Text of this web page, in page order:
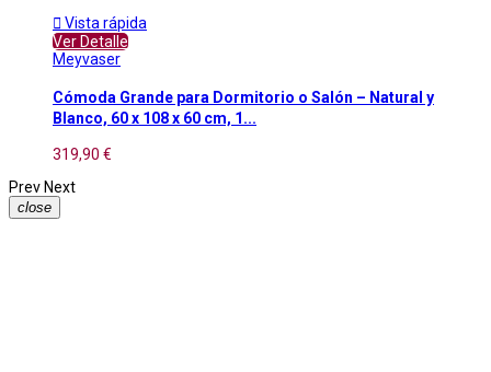
 Vista rápida
Ver Detalle
Meyvaser
Cómoda Grande para Dormitorio o Salón – Natural y
Blanco, 60 x 108 x 60 cm, 1...
319,90 €
Prev Next
close